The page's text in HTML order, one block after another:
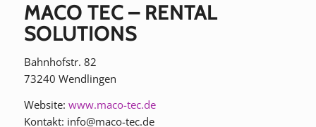
MACO TEC – RENTAL
SOLUTIONS
Bahnhofstr. 82
73240 Wendlingen
Website: www.maco-tec.de
Kontakt: info@maco-tec.de